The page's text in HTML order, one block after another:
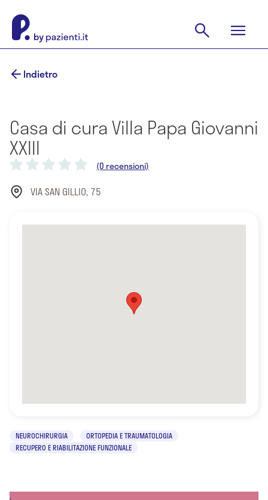
Indietro
Casa di cura Villa Papa Giovanni
XXIII
(0 recensioni)
VIA SAN GILLIO, 75
NEUROCHIRURGIA
ORTOPEDIA E TRAUMATOLOGIA
RECUPERO E RIABILITAZIONE FUNZIONALE